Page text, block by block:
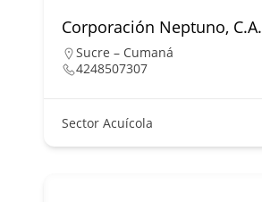
Corporación Neptuno, C.A.
Sucre – Cumaná
4248507307
Sector Acuícola